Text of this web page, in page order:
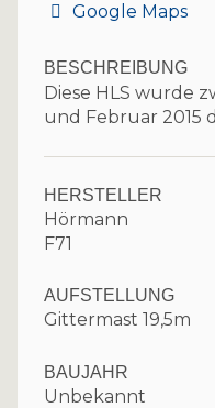
Google Maps
BESCHREIBUNG
Diese HLS wurde
und Februar 2015
HERSTELLER
Hörmann
F71
AUFSTELLUNG
Gittermast 19,5m
BAUJAHR
Unbekannt